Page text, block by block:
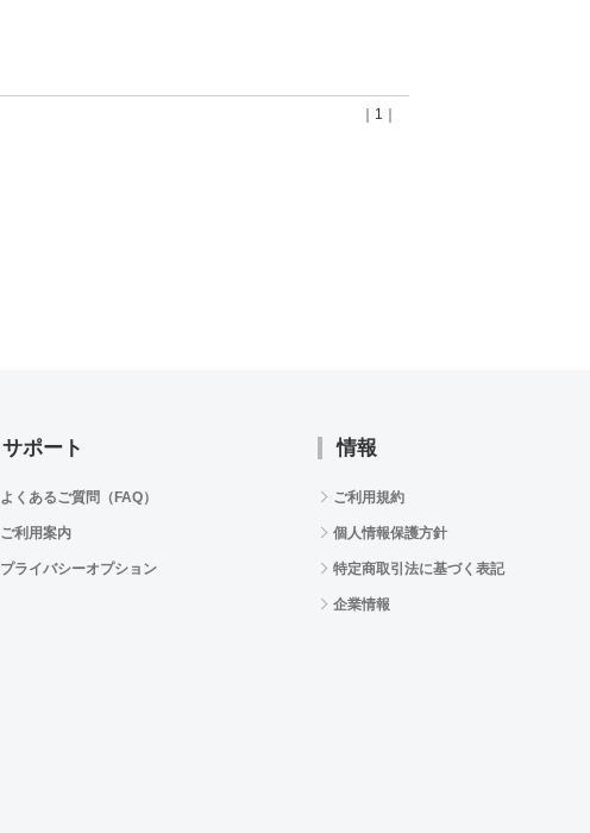
｜1｜
サポート
よくあるご質問（FAQ）
ご利用案内
プライバシーオプション
情報
ご利用規約
個人情報保護方針
特定商取引法に基づく表記
企業情報